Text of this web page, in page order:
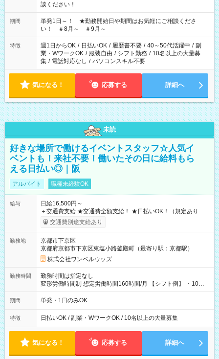
談ください！
期間
単発1日～！ ★勤務開始日や期間はお気軽にご相談くださ
い！ ＃8月～ ＃9月～
特徴 週1日からOK / 日払いOK / 履歴書不要 / 40～50代活躍中 / 副
業・WワークOK / 服装自由 / シフト勤務 / 10名以上の大量募
集 / 電話対応なし / パソコンスキル不要
気になる！ 応募する 詳細へ
未読
好きな場所で働けるイベントスタッフ☆人気イ
ベントも！来社不要！働いたその日に給料もら
える日払い◎｜阪
アルバイト 職種未経験OK
給与
日給16,500円～
＋交通費支給 ★交通費全額支給！ ★日払いOK！（規定あり） ┗
働いたその日に現金GET♪ お仕事後はコンビニATMから 日払
交通費別途支給あり
勤務地
京都市下京区
京都府京都市下京区東塩小路釜殿町（最寄り駅：京都駅）
株式会社ワンベルウッズ
勤務時間
勤務時間は指定なし
変形労働時間制 想定労働時間160時間/月 【シフト例】 ・10：
00～20：00
期間 単発・1日のみOK
特徴 日払いOK / 副業・WワークOK / 10名以上の大量募集
気になる！ 応募する 詳細へ